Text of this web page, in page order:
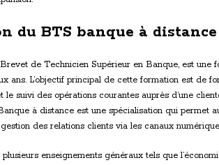
du BTS banque à distance
de Technicien Supérieur en Banque, est une
ans. L’objectif principal de cette formation est de
le suivi des opérations courantes auprès d’une
à distance est une spécialisation qui permet
des relations clients via les canaux
enseignements généraux tels que